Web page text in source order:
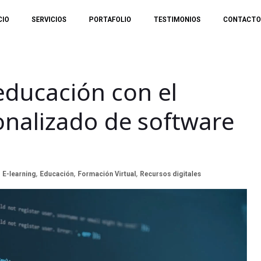
SERVICIOS PORTAFOLIO TESTIMONIOS CONTACTO
con el
de software
E-learning, Educación, Formación Virtual , Recursos digitales